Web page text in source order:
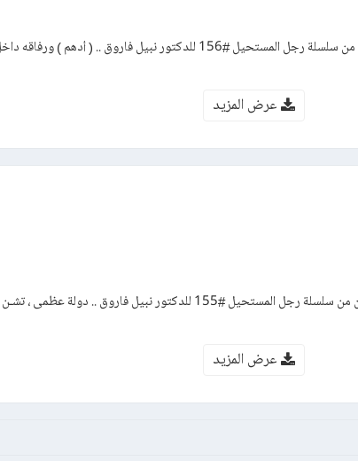
رواية المواجهة – العدد مائة وستة وخمسون من سلسلة رجل المستحيل #156 للدكتور نبيل فاروق .. (
عرض المزيد
رواية الإرهاب – العدد مائة وخمسة وخمسون من سلسلة رجل المستحيل #155 للدكتور نبيل فاروق ..
عرض المزيد